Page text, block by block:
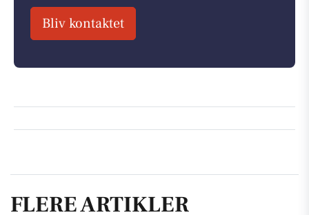
Bliv kontaktet
FLERE ARTIKLER